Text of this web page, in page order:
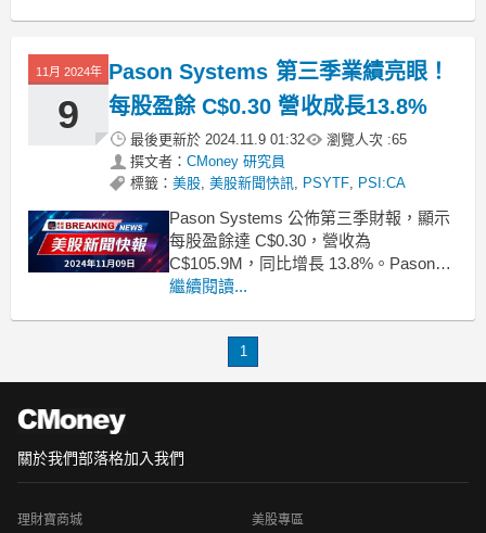
C$107.6M。這一成績不僅反映了公司的
穩定增長
11月 2024年
9
Pason Systems 第三季業績亮眼！
每股盈餘 C$0.30 營收成長13.8%
最後更新於 2024.11.9 01:32 瀏覽人次 :65
撰文者： CMoney 研究員
標籤： 美股, 美股新聞快訊, PSYTF, PSI:CA
Pason Systems 公佈第三季財報，顯示
每股盈餘達 C$0.30，營收為
C$105.9M，同比增長 13.8%。Pason
Systems Inc. 在近日發布的第三季財報
現了 C$105.9M 的總營收，相較於
繼續閱讀...
1
關於我們部落格加入我們
理財寶商城 美股專區